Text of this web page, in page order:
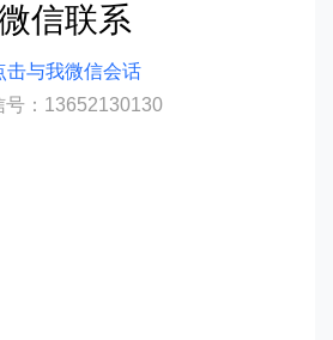
信联系
击与我微信会话
号：13652130130